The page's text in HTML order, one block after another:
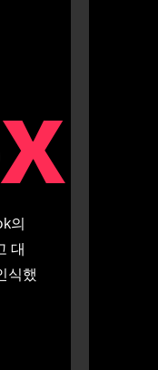
x
의
대
식했